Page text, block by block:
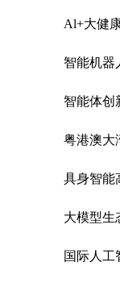
Al+大健康
智能机器
智能体创
粤港澳大湾
具身智能
大模型生
国际人工